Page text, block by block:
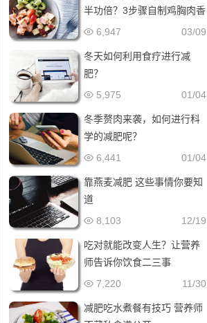
半功倍？3步骤自制鸡胸肉香
炒花生
03/09
6,947
冬天如何利用食疗进行减
肥？
01/04
5,975
冬季赘肉来袭，如何进行科
学的减肥呢？
01/04
6,441
靠燕麦减肥 这些事情你要知
道
12/19
8,103
吃对就能改变人生？让营养
师告诉你饮食二三事
11/30
7,220
减肥吃水煮餐有技巧 营养师